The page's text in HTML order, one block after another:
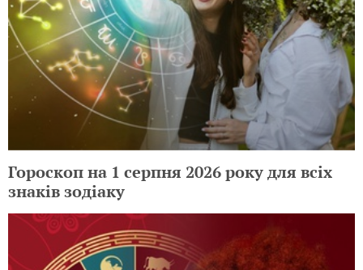
Гороскоп на 1 серпня 2026 року для всіх
знаків зодіаку